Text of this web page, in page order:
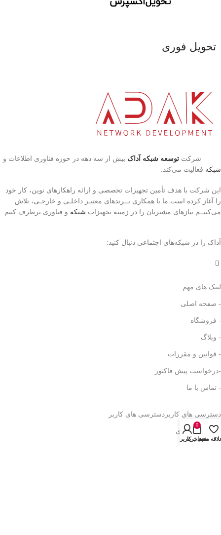
تحویل فوری
شرکت توسعه شبکه آداک بیش از سه دهه در حوزه فناوری اطلاعات و
شبکه فعالیت می‌کند.
این شرکت با هدف تأمین تجهیزات تخصصی و ارائه راهکارهای نوین، کار خود
را آغاز کرده است.ما با همکاری بــرندهای معتبـر داخلـی و خارجـی، تلاش
می‌کنیــم نیازهای مشتریان را در زمینه تجهیزات شبکه و فناوری برطرف کنیم.
آداک را در شبکه‌های اجتماعی دنبال کنید:
لینک های مهم
- صفحه اصلی
- فروشگاه
- وبلاگ
- قوانین و مقررات
-درخواست پیش فاکتور
- تماس با ما
دسترسی های کاربر دسترسی های کاربر
- حساب کاربری
مندی
0
سبد خرید
حساب کاربری من